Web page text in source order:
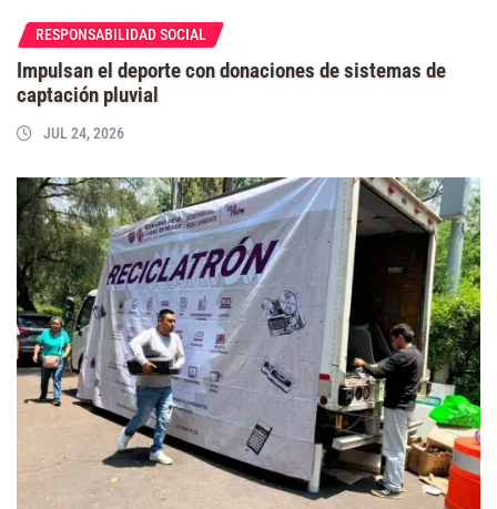
RESPONSABILIDAD SOCIAL
Impulsan el deporte con donaciones de sistemas de
captación pluvial
JUL 24, 2026